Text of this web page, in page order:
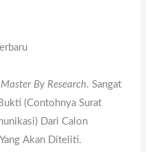
Master By Research. Sangat
(contohnya Surat
Dari Calon
Akan Diteliti.